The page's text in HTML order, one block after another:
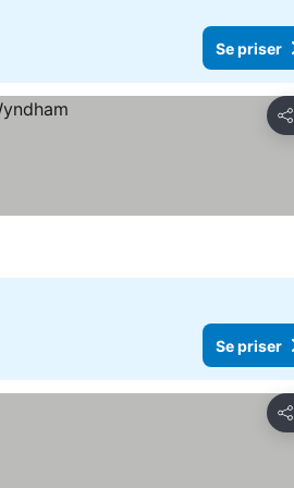
Se priser
Del
Se priser
Del